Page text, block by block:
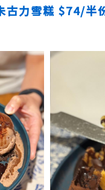
古力雪糕 $74/半